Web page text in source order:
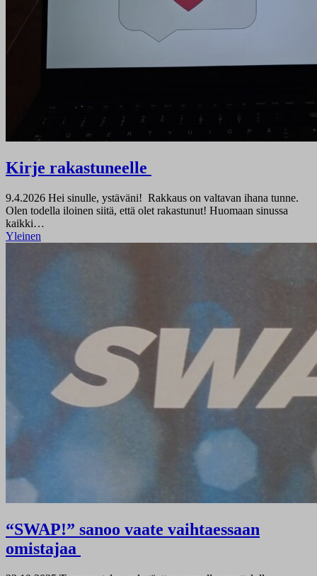
Kirje rakastuneelle
9.4.2026 Hei sinulle, ystäväni! Rakkaus on valtavan ihana tunne.
Olen todella iloinen siitä, että olet rakastunut! Huomaan sinussa
kaikki…
Yleinen
“SWAP!” sanoo vaate vaihtaessaan
omistajaa